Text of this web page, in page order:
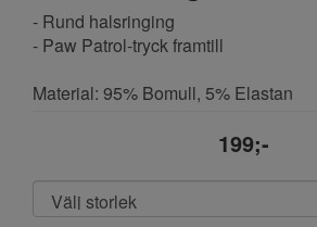
- Rund halsringing
- Paw Patrol-tryck framtill
Material: 95% Bomull, 5% Elastan
199;-